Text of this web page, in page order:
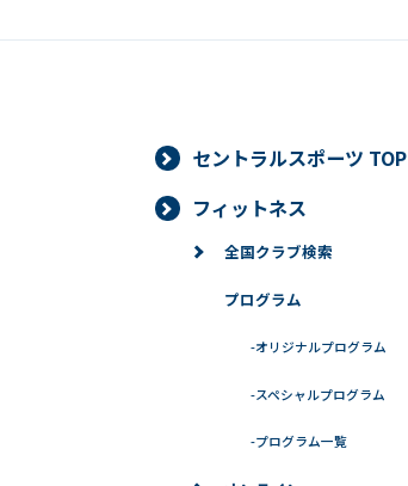
セントラルスポーツ TOP
フィットネス
全国クラブ検索
プログラム
-オリジナルプログラム
-スペシャルプログラム
-プログラム一覧